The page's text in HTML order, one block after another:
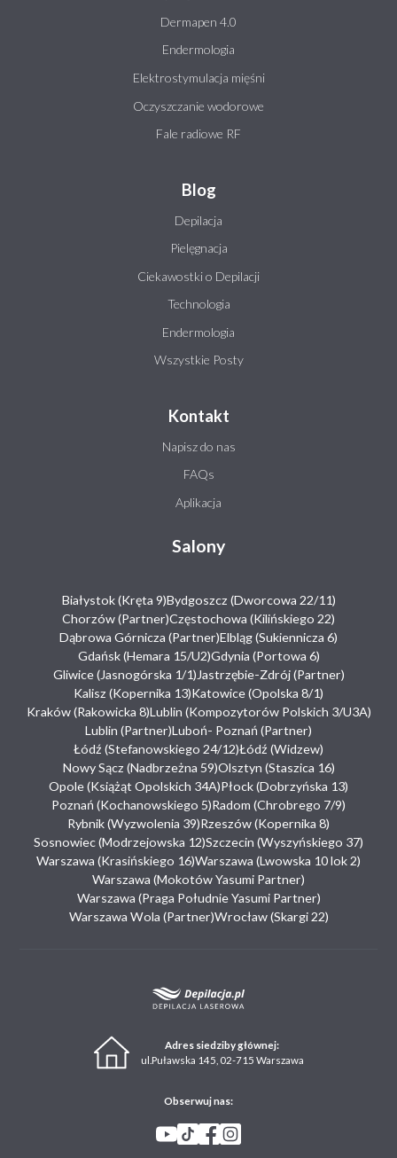
Dermapen 4.0
Endermologia
Elektrostymulacja mięśni
Oczyszczanie wodorowe
Fale radiowe RF
Blog
Depilacja
Pielęgnacja
Ciekawostki o Depilacji
Technologia
Endermologia
Wszystkie Posty
Kontakt
Napisz do nas
FAQs
Aplikacja
Salony
Białystok (Kręta 9)Bydgoszcz (Dworcowa 22/11)
Chorzów (Partner)Częstochowa (Kilińskiego 22)
Dąbrowa Górnicza (Partner)Elbląg (Sukiennicza 6)
Gdańsk (Hemara 15/U2)Gdynia (Portowa 6)
Gliwice (Jasnogórska 1/1) Jastrzębie-Zdrój (Partner)
Kalisz (Kopernika 13)Katowice (Opolska 8/1)
Kraków (Rakowicka 8)Lublin (Kompozytorów Polskich 3/U3A)
Lublin (Partner)Luboń- Poznań (Partner)
Łódź (Stefanowskiego 24/12)Łódź (Widzew)
Nowy Sącz (Nadbrzeżna 59)Olsztyn (Staszica 16)
Opole (Książąt Opolskich 34A)Płock (Dobrzyńska 13)
Poznań (Kochanowskiego 5)Radom (Chrobrego 7/9)
Rybnik (Wyzwolenia 39)Rzeszów (Kopernika 8)
Sosnowiec (Modrzejowska 12)Szczecin (Wyszyńskiego 37)
Warszawa (Krasińskiego 16)Warszawa (Lwowska 10 lok 2)
Warszawa (Mokotów Yasumi Partner)
Warszawa (Praga Południe Yasumi Partner)
Warszawa Wola (Partner)Wrocław (Skargi 22)
Adres siedziby głównej:
ul.Puławska 145, 02-715 Warszawa
Obserwuj nas: